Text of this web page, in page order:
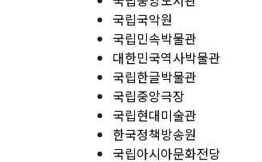
국립국악원
국립민속박물관
대한민국역사박물관
국립한글박물관
국립중앙극장
국립현대미술관
한국정책방송원
국립아시아문화전당